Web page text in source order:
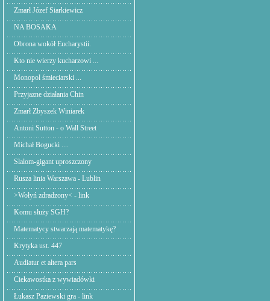
Zmarł Józef Siarkiewicz
NA BOSAKA
Obrona wokół Eucharystii.
Kto nie wierzy kucharzowi ...
Monopol śmieciarski ...
Przyjazne działania Chin
Zmarł Zbyszek Winiarek
Antoni Sutton - o Wall Street
Michał Bogucki ....
Slalom-gigant uproszczony
Rusza linia Warszawa - Lublin
>Wołyń zdradzony< - link
Komu służy SGH?
Matematycy stwarzają matematykę?
Krytyka ust. 447
Audiatur et altera pars
Ciekawostka z wywiadówki
Łukasz Paziewski gra - link